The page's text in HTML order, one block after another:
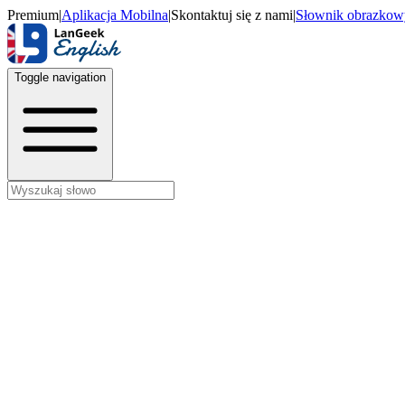
Premium|Aplikacja Mobilna|Skontaktuj się z nami|Słownik
Toggle navigation